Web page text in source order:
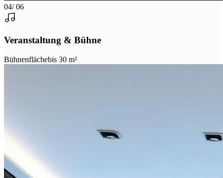
04/ 06
Veranstaltung & Bühne
Bühnenflächebis 30 m²